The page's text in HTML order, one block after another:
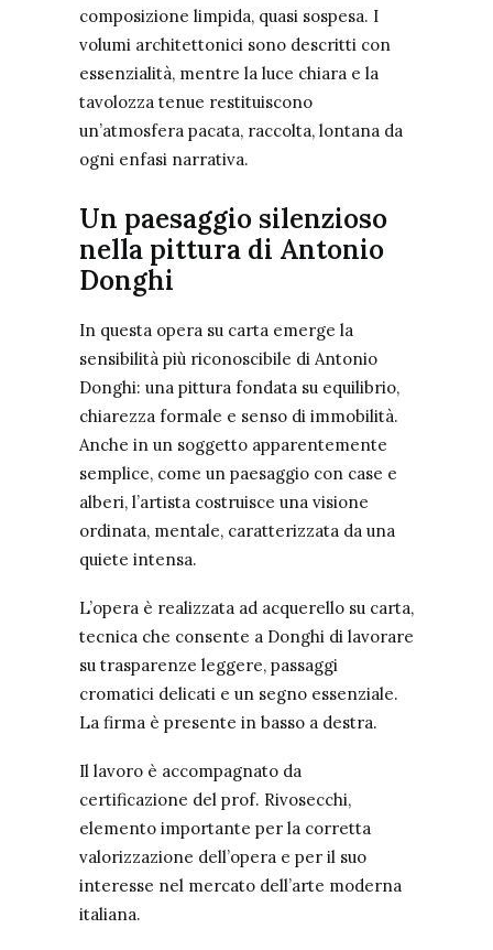
composizione limpida, quasi sospesa. I
volumi architettonici sono descritti con
essenzialità, mentre la luce chiara e la
tavolozza tenue restituiscono
un’atmosfera pacata, raccolta, lontana da
ogni enfasi narrativa.
Un paesaggio silenzioso
nella pittura di Antonio
Donghi
In questa opera su carta emerge la
sensibilità più riconoscibile di Antonio
Donghi: una pittura fondata su equilibrio,
chiarezza formale e senso di immobilità.
Anche in un soggetto apparentemente
semplice, come un paesaggio con case e
alberi, l’artista costruisce una visione
ordinata, mentale, caratterizzata da una
quiete intensa.
L’opera è realizzata ad acquerello su carta,
tecnica che consente a Donghi di lavorare
su trasparenze leggere, passaggi
cromatici delicati e un segno essenziale.
La firma è presente in basso a destra.
Il lavoro è accompagnato da
certificazione del prof. Rivosecchi,
elemento importante per la corretta
valorizzazione dell’opera e per il suo
interesse nel mercato dell’arte moderna
italiana.